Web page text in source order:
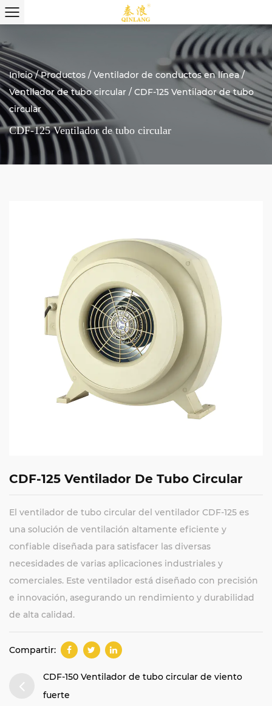
Inicio/Productos / Ventilador de conductos en línea/
Ventilador de tubo circular / CDF-125 Ventilador de tubo
circular
CDF-125 Ventilador de tubo circular
CDF-125 Ventilador De Tubo Circular
El ventilador de tubo circular del ventilador CDF-125 es
una solución de ventilación altamente eficiente y
confiable diseñada para satisfacer las diversas
necesidades de varias aplicaciones industriales y
comerciales. Este ventilador está diseñado con precisión
e innovación, asegurando un rendimiento y durabilidad
de alta calidad.
Compartir:
CDF-150 Ventilador de tubo circular de viento
fuerte